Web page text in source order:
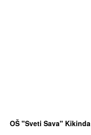
OŠ "Sveti Sava" Kikinda